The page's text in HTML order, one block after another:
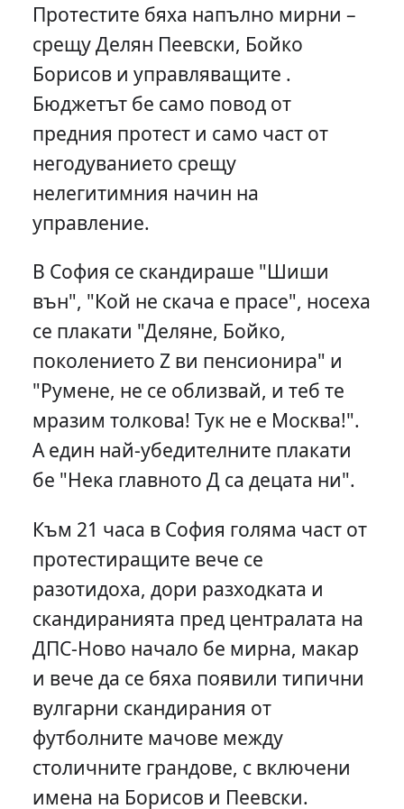
Протестите бяха напълно мирни –
срещу Делян Пеевски, Бойко
Борисов и управляващите .
Бюджетът бе само повод от
предния протест и само част от
негодуванието срещу
нелегитимния начин на
управление.
В София се скандираше "Шиши
вън", "Кой не скача е прасе", носеха
се плакати "Деляне, Бойко,
поколението Z ви пенсионира" и
"Румене, не се облизвай, и теб те
мразим толкова! Тук не е Москва!".
А един най-убедителните плакати
бе "Нека главното Д са децата ни".
Към 21 часа в София голяма част от
протестиращите вече се
разотидоха, дори разходката и
скандиранията пред централата на
ДПС-Ново начало бе мирна, макар
и вече да се бяха появили типични
вулгарни скандирания от
футболните мачове между
столичните грандове, с включени
имена на Борисов и Пеевски.